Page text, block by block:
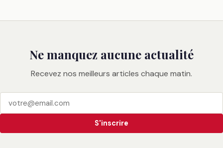
Ne manquez aucune actualité
Recevez nos meilleurs articles chaque matin.
S'inscrire